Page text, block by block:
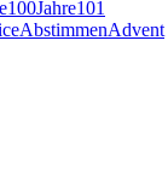
100Jahre101
AbstimmenAdvent